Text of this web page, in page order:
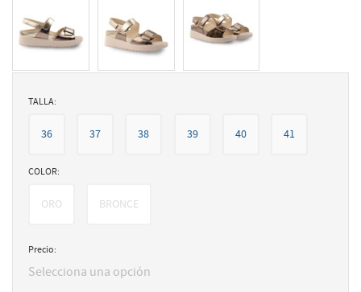
TALLA:
36 37 38 39 40 41
COLOR:
ORO BRONCE
Precio:
Selecciona una opción